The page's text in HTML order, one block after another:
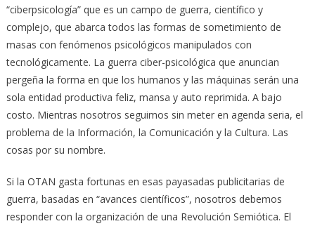
“ciberpsicología” que es un campo de guerra, científico y
complejo, que abarca todos las formas de sometimiento de
masas con fenómenos psicológicos manipulados con
tecnológicamente. La guerra ciber-psicológica que anuncian
pergeña la forma en que los humanos y las máquinas serán una
sola entidad productiva feliz, mansa y auto reprimida. A bajo
costo. Mientras nosotros seguimos sin meter en agenda seria, el
problema de la Información, la Comunicación y la Cultura. Las
cosas por su nombre.
Si la OTAN gasta fortunas en esas payasadas publicitarias de
guerra, basadas en “avances científicos”, nosotros debemos
responder con la organización de una Revolución Semiótica. El